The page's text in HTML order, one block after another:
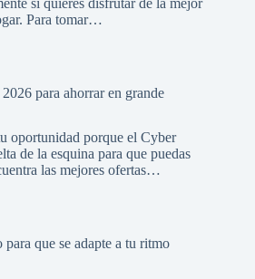
si quieres disfrutar de la mejor
Para tomar…
para ahorrar en grande
oportunidad porque el Cyber
de la esquina para que puedas
las mejores ofertas…
que se adapte a tu ritmo